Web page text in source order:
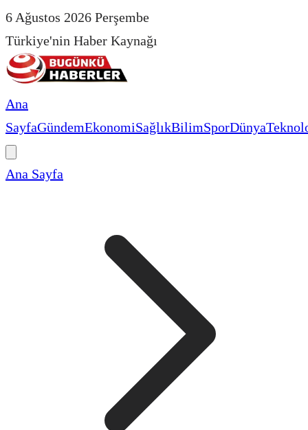
6 Ağustos 2026 Perşembe
Türkiye'nin Haber Kaynağı
Ana
SayfaGündemEkonomiSağlıkBilimSporDünya
Ana Sayfa